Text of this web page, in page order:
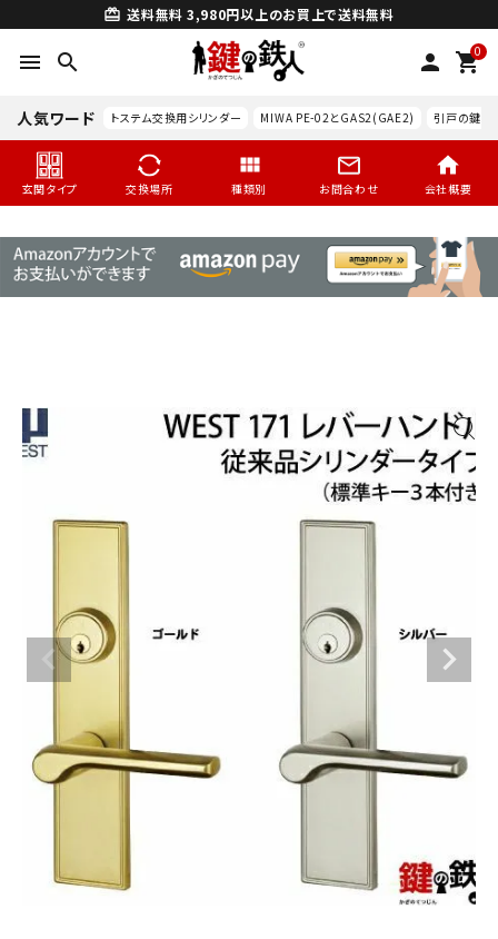
card_giftcard 送料無料 3,980円以上のお買上で送料無料
menu search person 0
shopping_cart
人気ワード トステム交換用シリンダー MIWA PE-02とGAS2(GAE2) 引戸の鍵交
玄関タイプ 交換場所 種類別 お問合わせ 会社概要
search
ドアノブの交換
レバーハンドル錠の交換
レバーハンドルのみ交換
暗証番号錠